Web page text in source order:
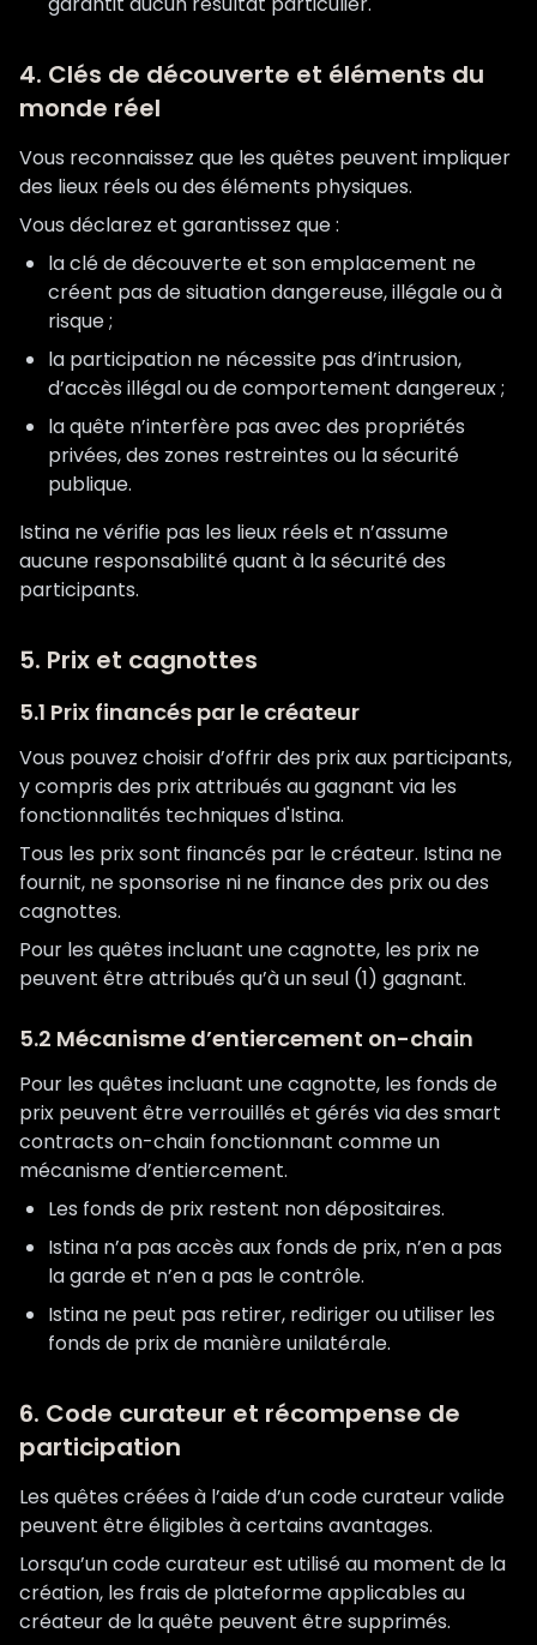
4. Clés de découverte et éléments du
monde réel
Vous reconnaissez que les quêtes peuvent impliquer
des lieux réels ou des éléments physiques.
Vous déclarez et garantissez que :
la clé de découverte et son emplacement ne
créent pas de situation dangereuse, illégale ou à
risque ;
la participation ne nécessite pas d’intrusion,
d’accès illégal ou de comportement dangereux ;
la quête n’interfère pas avec des propriétés
privées, des zones restreintes ou la sécurité
publique.
Istina ne vérifie pas les lieux réels et n’assume
aucune responsabilité quant à la sécurité des
participants.
5. Prix et cagnottes
5.1 Prix financés par le créateur
Vous pouvez choisir d’offrir des prix aux participants,
y compris des prix attribués au gagnant via les
fonctionnalités techniques d'Istina.
Tous les prix sont financés par le créateur. Istina ne
fournit, ne sponsorise ni ne finance des prix ou des
cagnottes.
Pour les quêtes incluant une cagnotte, les prix ne
peuvent être attribués qu’à un seul (1) gagnant.
5.2 Mécanisme d’entiercement on-chain
Pour les quêtes incluant une cagnotte, les fonds de
prix peuvent être verrouillés et gérés via des smart
contracts on-chain fonctionnant comme un
mécanisme d’entiercement.
Les fonds de prix restent non dépositaires.
Istina n’a pas accès aux fonds de prix, n’en a pas
la garde et n’en a pas le contrôle.
Istina ne peut pas retirer, rediriger ou utiliser les
fonds de prix de manière unilatérale.
6. Code curateur et récompense de
participation
Les quêtes créées à l’aide d’un code curateur valide
peuvent être éligibles à certains avantages.
Lorsqu’un code curateur est utilisé au moment de la
création, les frais de plateforme applicables au
créateur de la quête peuvent être supprimés.